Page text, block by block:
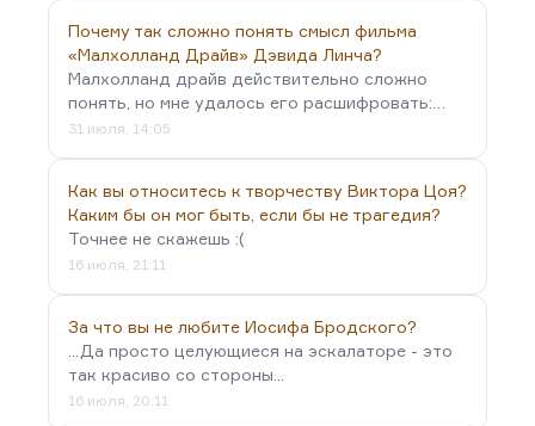
Почему так сложно понять смысл фильма
«Малхолланд Драйв» Дэвида Линча?
Малхолланд драйв действительно сложно
понять, но мне удалось его расшифровать:…
31 июля, 14:05
Как вы относитесь к творчеству Виктора Цоя?
Каким бы он мог быть, если бы не трагедия?
Точнее не скажешь :(
16 июля, 21:11
За что вы не любите Иосифа Бродского?
...Да просто целующиеся на эскалаторе - это
так красиво со стороны...
16 июля, 20:11